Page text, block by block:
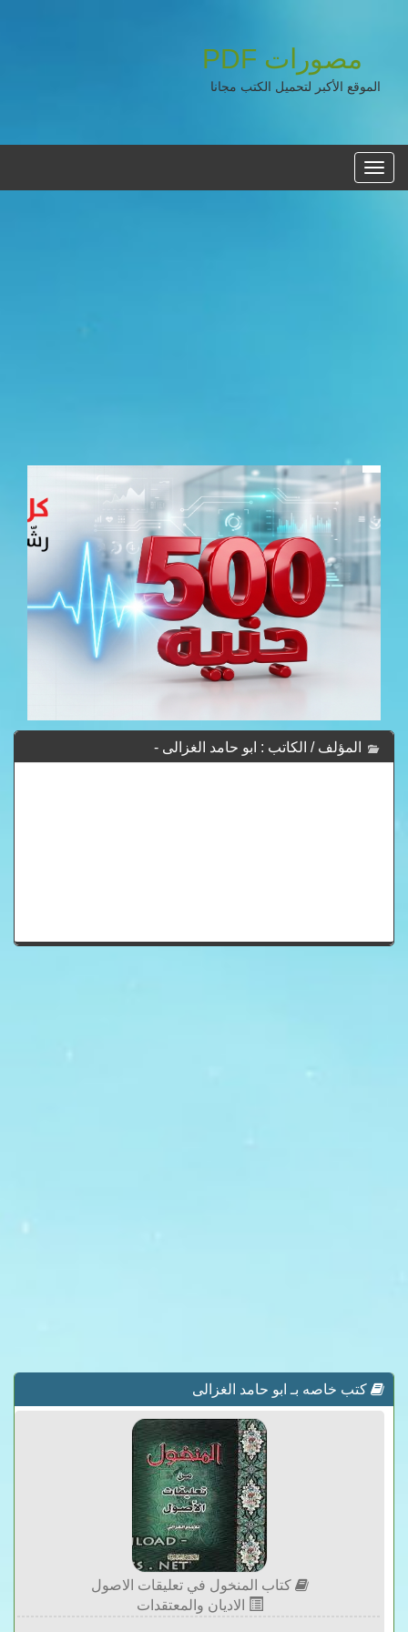
مصورات PDF
الموقع الأكبر لتحميل الكتب مجانا
القائمه
الرئيسية
المؤلف / الكاتب : ابو حامد الغزالى -
كتب خاصه بـ ابو حامد الغزالى
كتاب المنخول في تعليقات الاصول
الاديان والمعتقدات